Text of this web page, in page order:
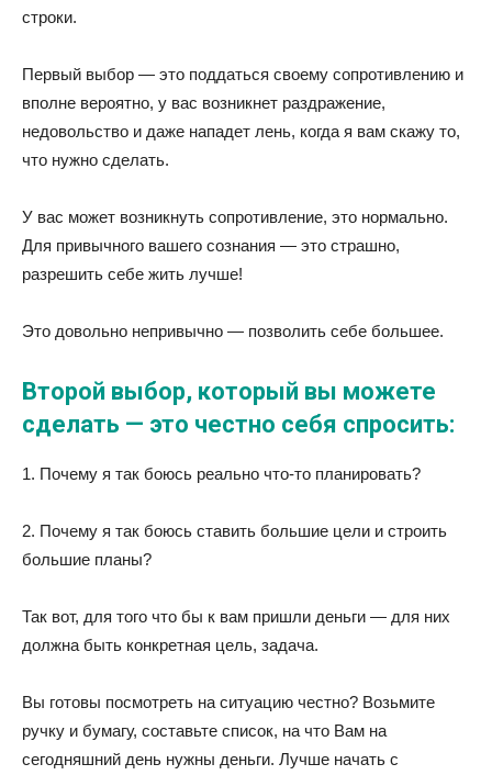
строки.
Первый выбор — это поддаться своему сопротивлению и
вполне вероятно, у вас возникнет раздражение,
недовольство и даже нападет лень, когда я вам скажу то,
что нужно сделать.
У вас может возникнуть сопротивление, это нормально.
Для привычного вашего сознания — это страшно,
разрешить себе жить лучше!
Это довольно непривычно — позволить себе большее.
Второй выбор, который вы можете
сделать — это честно себя спросить:
1. Почему я так боюсь реально что-то планировать?
2. Почему я так боюсь ставить большие цели и строить
большие планы?
Так вот, для того что бы к вам пришли деньги — для них
должна быть конкретная цель, задача.
Вы готовы посмотреть на ситуацию честно? Возьмите
ручку и бумагу, составьте список, на что Вам на
сегодняшний день нужны деньги. Лучше начать с